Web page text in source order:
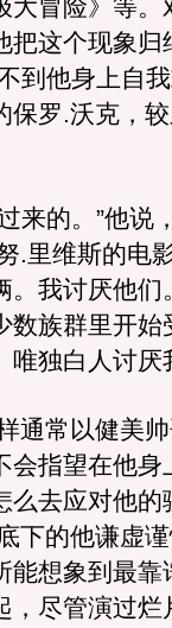
大冒险》等。
这个现象归
到他身上自
罗.沃克，
的。”他说
.里维斯的电
。我讨厌他们
数族群里开
独白人讨厌
常以健美帅
会指望在他身
么去应对他的
下的他谦虚
能想象到最靠
，尽管演过烂